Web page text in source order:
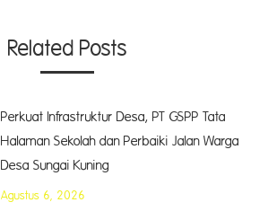
Related Posts
Perkuat Infrastruktur Desa, PT GSPP Tata
Halaman Sekolah dan Perbaiki Jalan Warga
Desa Sungai Kuning
Agustus 6, 2026